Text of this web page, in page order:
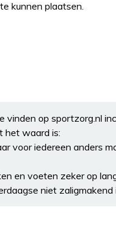
kunnen plaatsen.
vinden op sportzorg.nl
het waard is:
voor iedereen anders
en voeten zeker op
niet